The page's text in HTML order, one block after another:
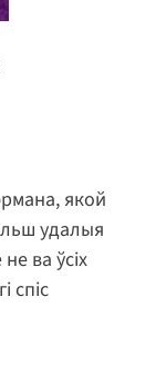
якой
удалыя
ва ўсіх
спіс